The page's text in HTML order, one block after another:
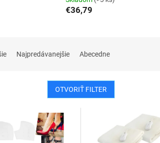
€36,79
Najpredávanejšie Abecedne
OTVORIŤ FILTER